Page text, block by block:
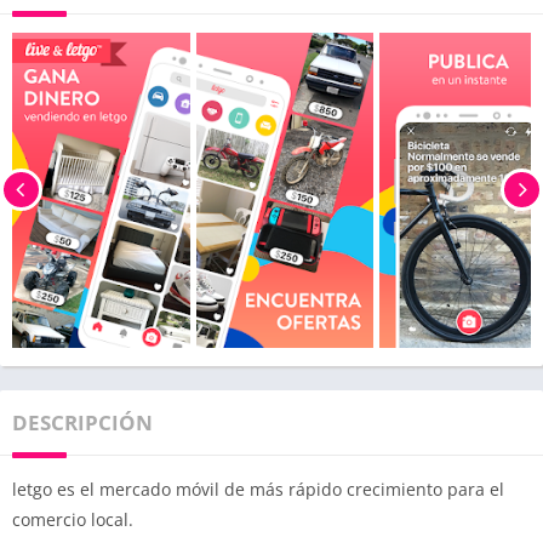
DESCRIPCIÓN
letgo es el mercado móvil de más rápido crecimiento para el
comercio local.